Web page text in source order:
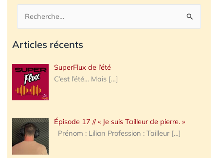
Rechercher :
Articles récents
SuperFlux de l’été
C’est l’été… Mais […]
Épisode 17 // « Je suis Tailleur de pierre. »
Prénom : Lilian Profession : Tailleur […]